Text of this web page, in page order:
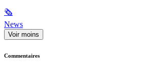
🗞
News
Voir moins
Commentaires